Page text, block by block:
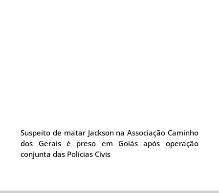
Suspeito de matar Jackson na Associação Caminho
dos Gerais é preso em Goiás após operação
conjunta das Polícias Civis